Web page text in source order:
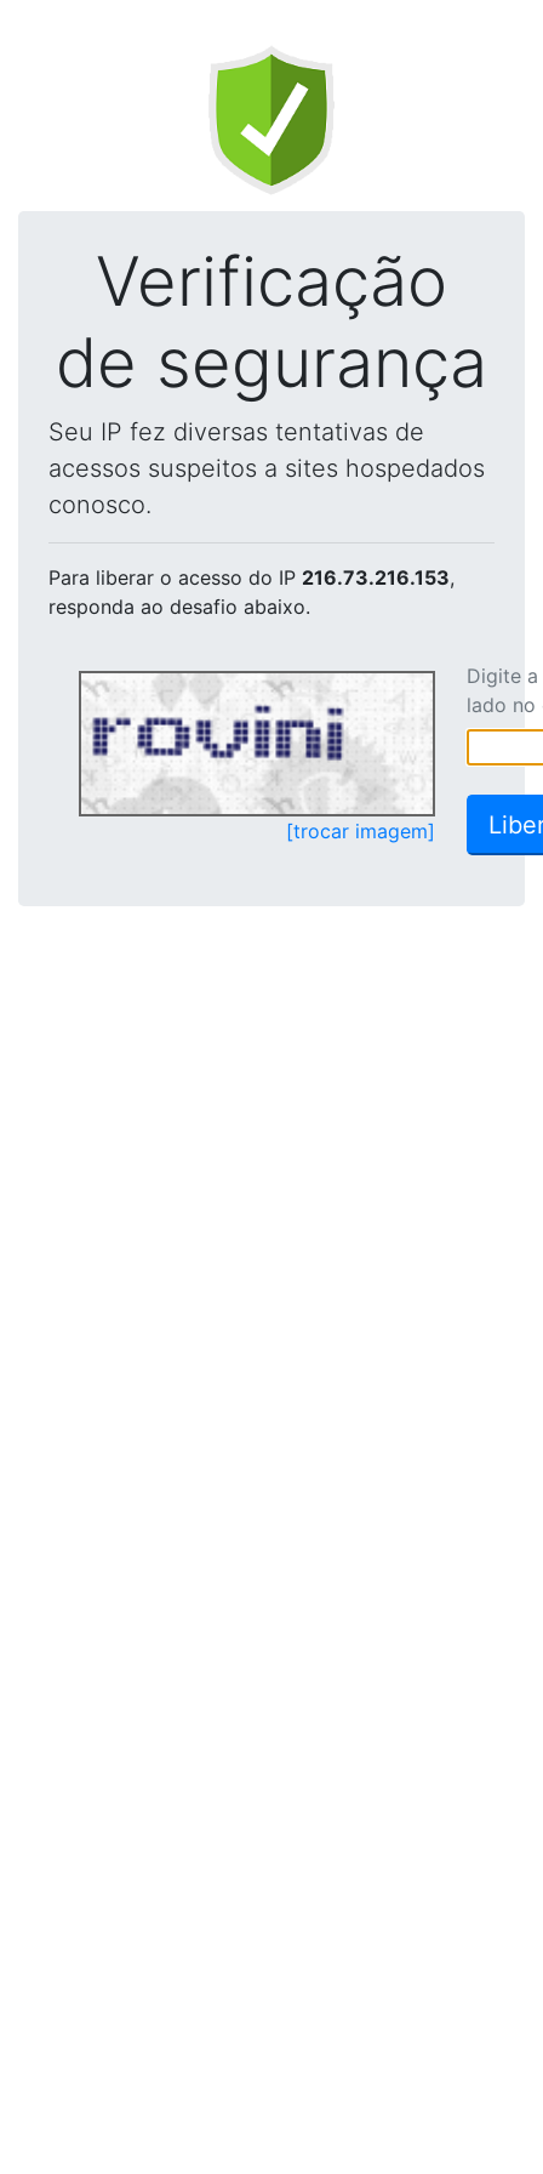
Verificação
de segurança
Seu IP fez diversas tentativas de
acessos suspeitos a sites hospedados
conosco.
Para liberar o acesso do IP 216.73.216.153,
responda ao desafio abaixo.
[trocar imagem]
Digite
lado no